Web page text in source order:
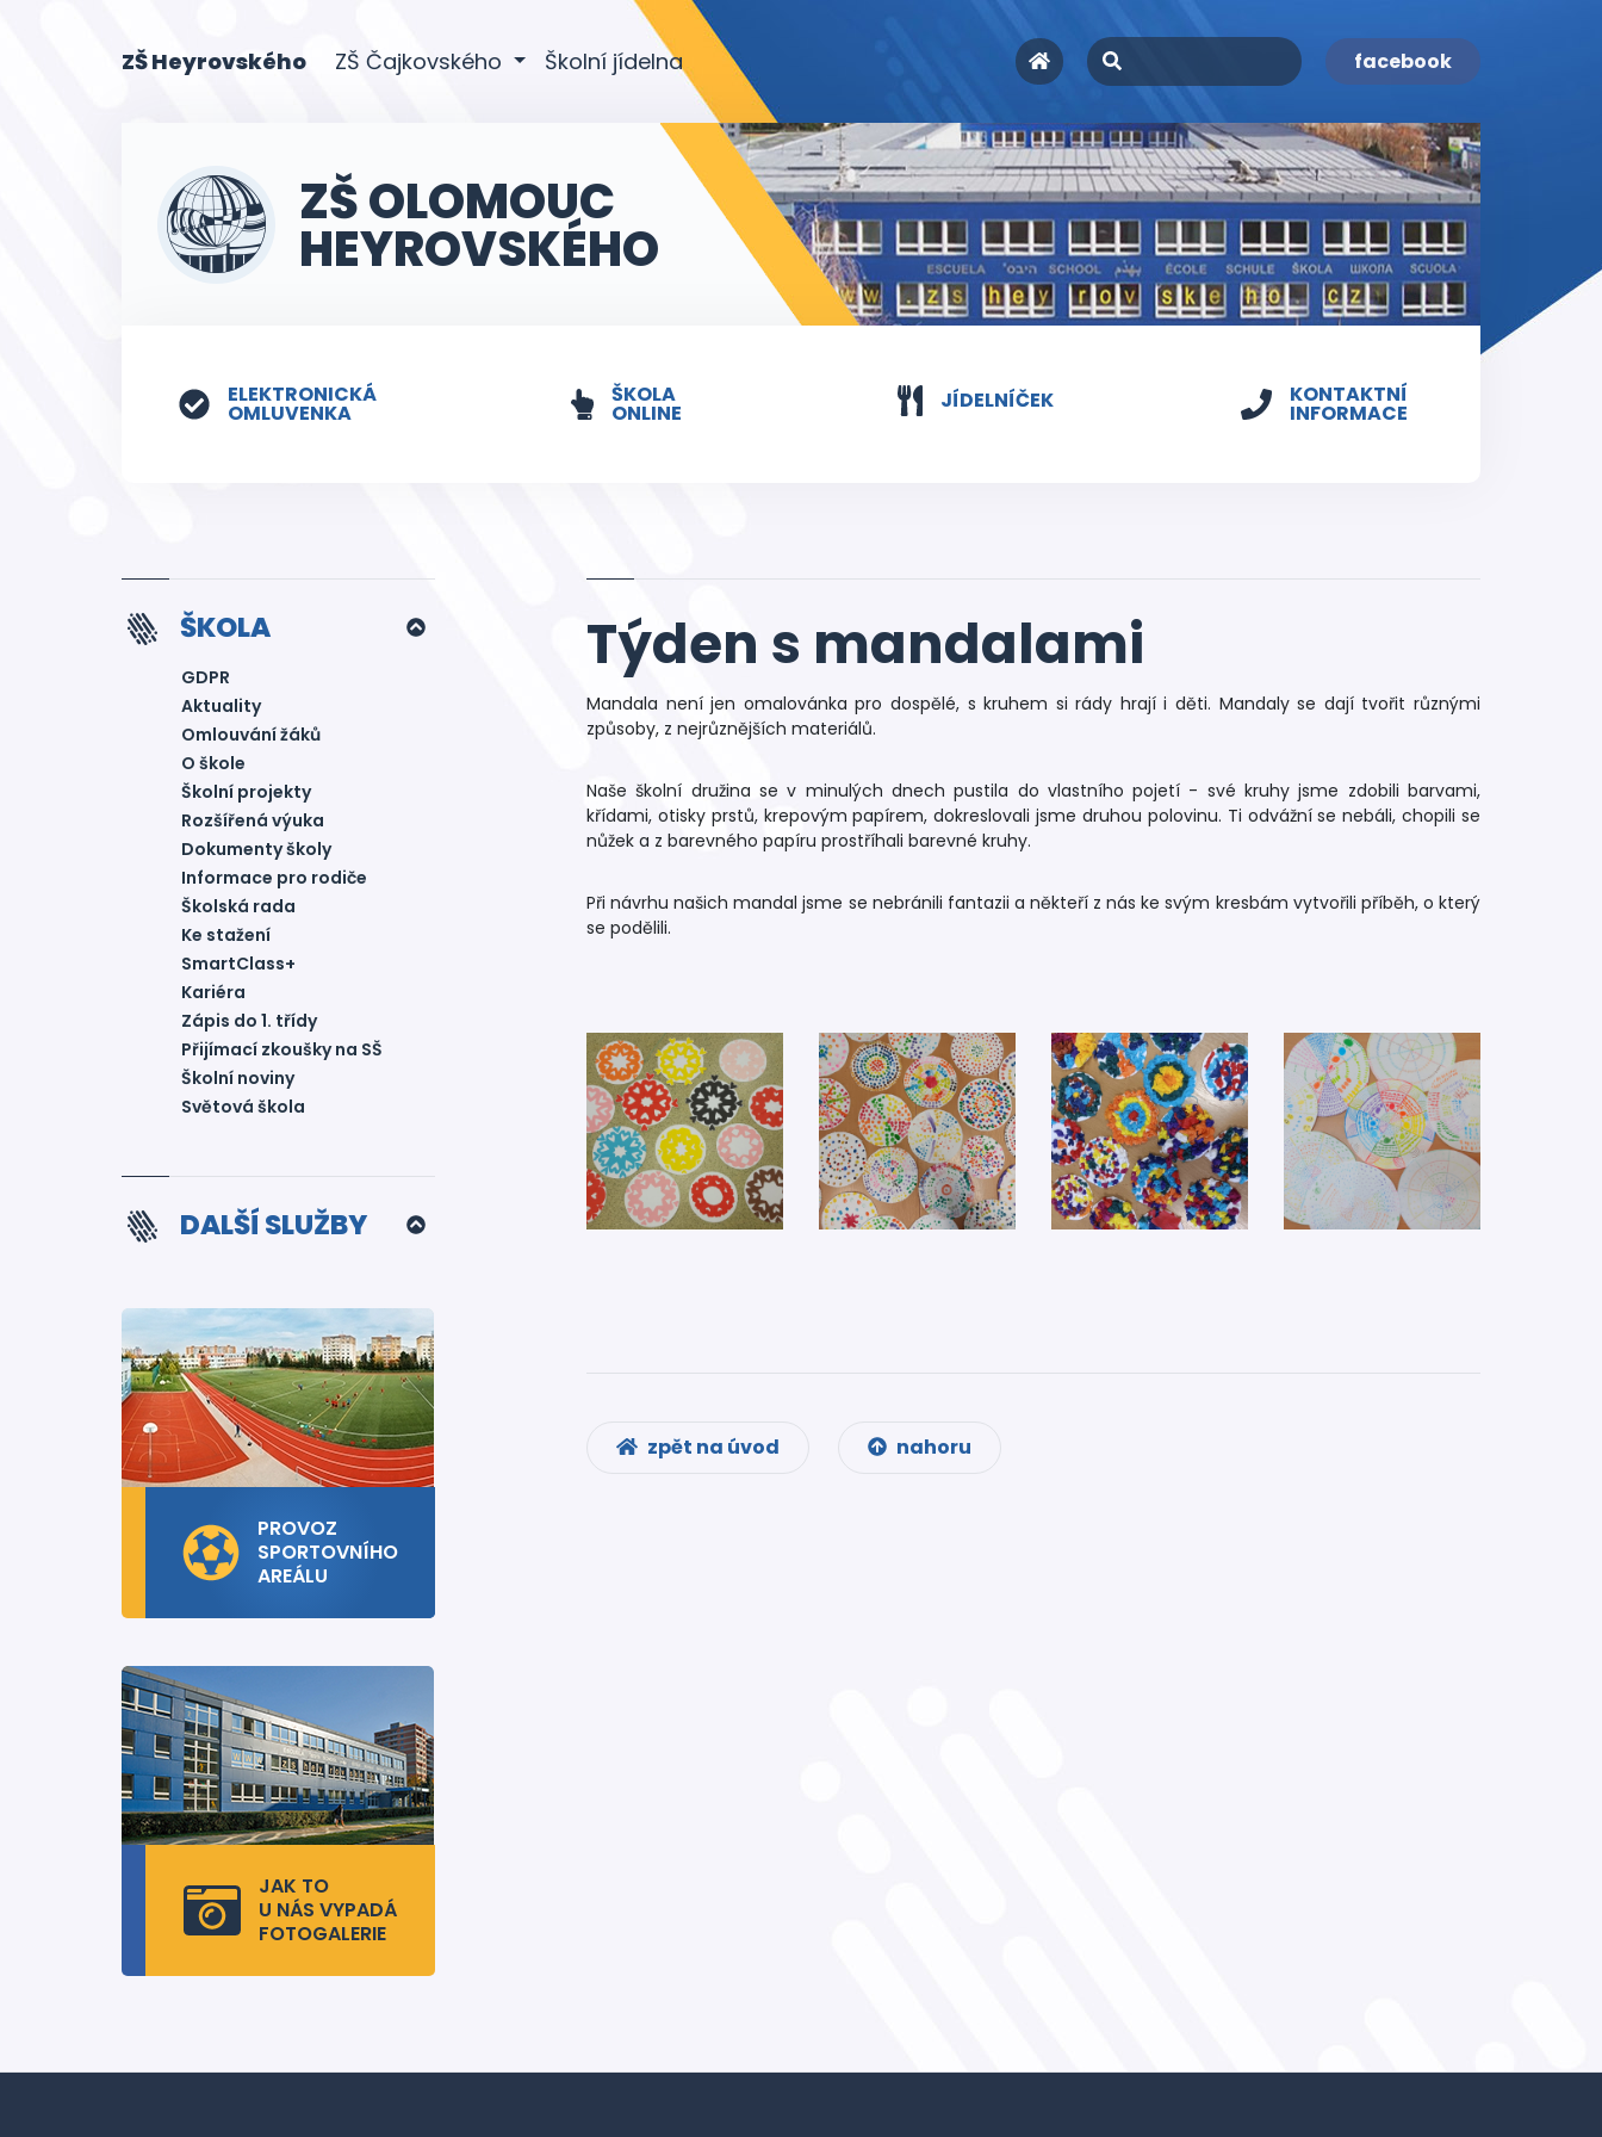
ZŠ Heyrovského(current)
ZŠ Čajkovského Školní jídelna facebook
ZŠ OLOMOUC
HEYROVSKÉHO
ELEKTRONICKÁ
OMLUVENKA
ŠKOLA
ONLINE JÍDELNÍČEK KONTAKTNÍ
INFORMACE
ŠKOLA
GDPR
Aktuality
Omlouvání žáků
O škole
Školní projekty
Rozšířená výuka
Dokumenty školy
Informace pro rodiče
Školská rada
Ke stažení
SmartClass+
Kariéra
Zápis do 1. třídy
Přijímací zkoušky na SŠ
Školní noviny
Světová škola
DALŠÍ SLUŽBY
PROVOZ
SPORTOVNÍHO
AREÁLU
JAK TO
U NÁS VYPADÁ
FOTOGALERIE
Týden s mandalami
Mandala není jen omalovánka pro dospělé, s kruhem si rády hrají i děti. Mandaly se dají tvořit různými
způsoby, z nejrůznějších materiálů.
Naše školní družina se v minulých dnech pustila do vlastního pojetí - své kruhy jsme zdobili barvami,
křídami, otisky prstů, krepovým papírem, dokreslovali jsme druhou polovinu. Ti odvážní se nebáli, chopili se
nůžek a z barevného papíru prostříhali barevné kruhy.
Při návrhu našich mandal jsme se nebránili fantazii a někteří z nás ke svým kresbám vytvořili příběh, o který
se podělili.
zpět na úvod nahoru